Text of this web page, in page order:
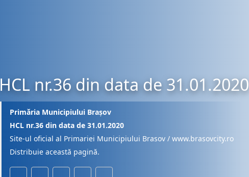
HCL nr.36 din data de 31.01.2020
Primăria Municipiului Brașov
HCL nr.36 din data de 31.01.2020
Site-ul oficial al Primariei Municipiului Brasov / www.brasovcity.ro
Distribuie această pagină.